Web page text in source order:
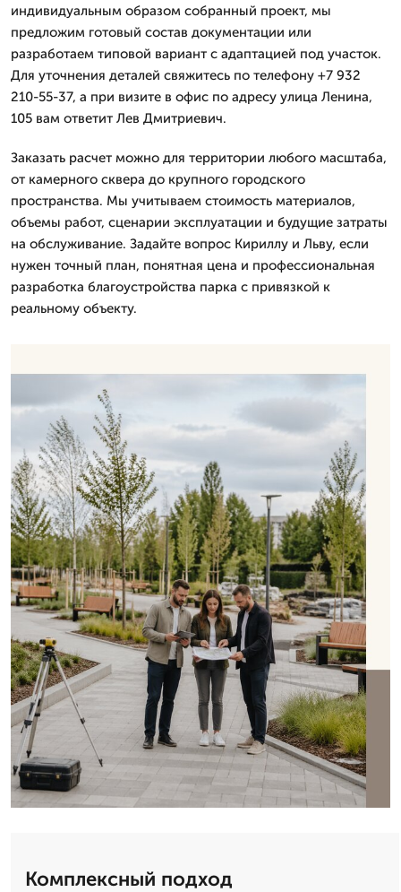
индивидуальным образом собранный проект, мы
предложим готовый состав документации или
разработаем типовой вариант с адаптацией под участок.
Для уточнения деталей свяжитесь по телефону +7 932
210-55-37, а при визите в офис по адресу улица Ленина,
105 вам ответит Лев Дмитpиевич.
Заказать расчет можно для территории любого масштаба,
от камерного сквера до крупного городского
пространства. Мы учитываем стоимость материалов,
объемы работ, сценарии эксплуатации и будущие затраты
на обслуживание. Задайте вопрос Кириллу и Льву, если
нужен точный план, понятная цена и профессиональная
разработка благоустройства парка с привязкой к
реальному объекту.
Комплексный подход